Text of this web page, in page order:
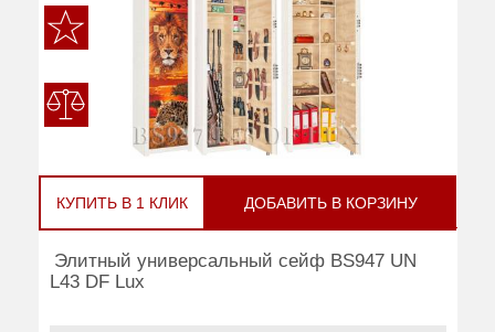
КУПИТЬ В 1 КЛИК ДОБАВИТЬ В КОРЗИНУ
Элитный универсальный сейф BS947 UN
L43 DF Lux